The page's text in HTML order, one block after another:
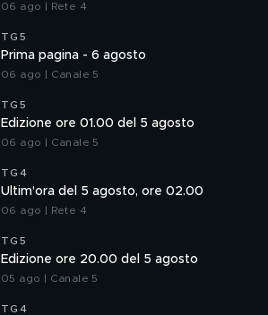
06 ago | Rete 4
TG5
Prima pagina - 6 agosto
06 ago | Canale 5
TG5
Edizione ore 01.00 del 5 agosto
06 ago | Canale 5
TG4
Ultim'ora del 5 agosto, ore 02.00
06 ago | Rete 4
TG5
Edizione ore 20.00 del 5 agosto
05 ago | Canale 5
TG4